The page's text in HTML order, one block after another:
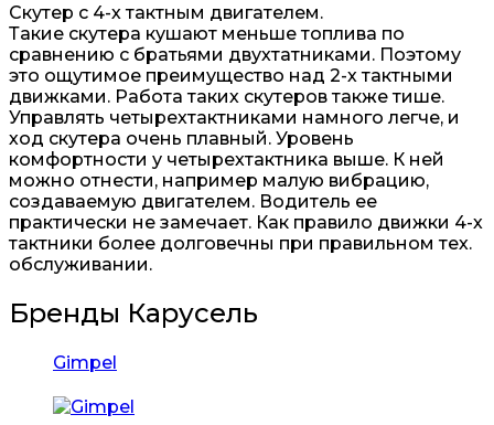
Скутер с 4-х тактным двигателем.
Такие скутера кушают меньше топлива по
сравнению с братьями двухтатниками. Поэтому
это ощутимое преимущество над 2-х тактными
движками. Работа таких скутеров также тише.
Управлять четырехтактниками намного легче, и
ход скутера очень плавный. Уровень
комфортности у четырехтактника выше. К ней
можно отнести, например малую вибрацию,
создаваемую двигателем. Водитель ее
практически не замечает. Как правило движки 4-х
тактники более долговечны при правильном тех.
обслуживании.
Бренды Карусель
Gimpel